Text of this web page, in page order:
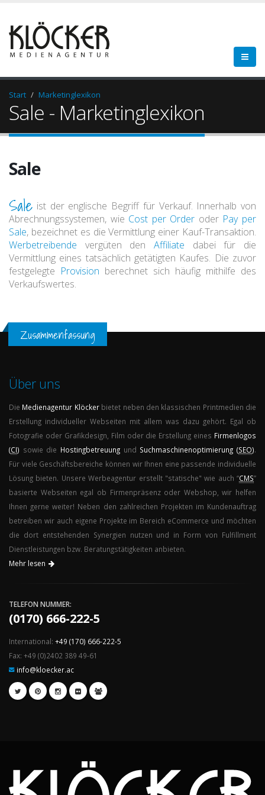
Start Marketinglexikon
Sale - Marketinglexikon
Sale
Sale ist der englische Begriff für Verkauf. Innerhalb von
Abrechnungssystemen, wie Cost per Order oder Pay per
Sale, bezeichnet es die Vermittlung einer Kauf-Transaktion.
Werbetreibende vergüten den Affiliate dabei für die
Vermittlung eines tatsächlich getätigten Kaufes. Die zuvor
festgelegte Provision berechnet sich häufig mithilfe des
Verkaufswertes.
Zusammenfassung
Über uns
Die Medienagentur Klöckerbietet neben den klassischen Printmedien die
Erstellung individueller Webseiten mit allem was dazu gehört. Egal ob
Fotografie oder Grafikdesign, Film oder die Erstellung eines Firmenlogos
(CI) sowie die Hostingbetreuung und Suchmaschinenoptimierung (SEO).
Für viele Geschäftsbereiche können wir Ihnen eine passende individuelle
Lösung bieten. Unsere Werbeagentur erstellt "statische" wie auch “CMS”
basierte Webseiten egal ob Firmenpräsenz oder Webshop, wir helfen
Ihnen gerne weiter! Neben den zahlreichen Projekten im Kundenauftrag
betreiben wir auch eigene Projekte im Bereich eCommerce und möchten
die dort entstehenden Synergien nutzen und in Form von Fulfillment
Dienstleistungen bzw. Beratungstätigkeiten anbieten.
Mehr lesen
TELEFON NUMMER:
(0170) 666-222-5
International: +49 (170) 666-222-5
Fax: +49 (0)2402 389 49-61
info@kloecker.ac